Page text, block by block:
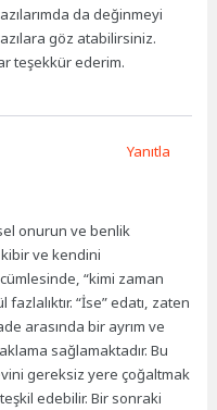
da değinmeyi
göz atabilirsiniz.
teşekkür ederim.
onurun ve benlik
kibir ve kendini
“kimi zaman
“İse” edatı, zaten
arasında bir ayrım ve
sağlamaktadır. Bu
gereksiz yere çoğaltmak
teşkil edebilir. Bir sonraki
Yanıtla